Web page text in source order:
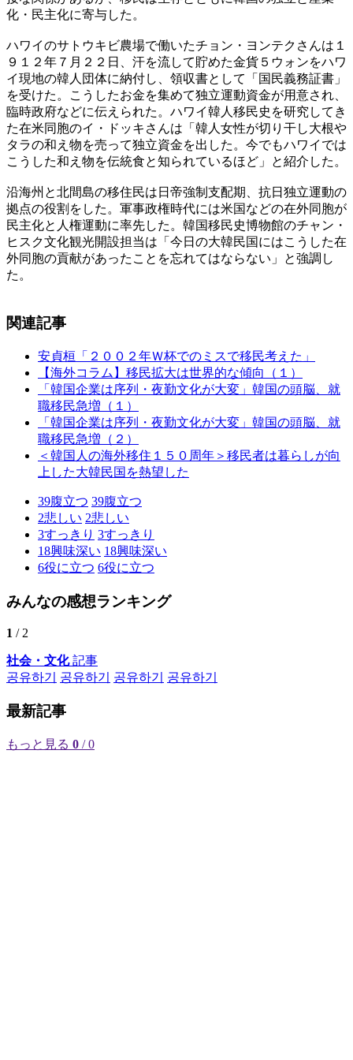
化・民主化に寄与した。
ハワイのサトウキビ農場で働いたチョン・ヨンテクさんは１
９１２年７月２２日、汗を流して貯めた金貨５ウォンをハワ
イ現地の韓人団体に納付し、領収書として「国民義務証書」
を受けた。こうしたお金を集めて独立運動資金が用意され、
臨時政府などに伝えられた。ハワイ韓人移民史を研究してき
た在米同胞のイ・ドッキさんは「韓人女性が切り干し大根や
タラの和え物を売って独立資金を出した。今でもハワイでは
こうした和え物を伝統食と知られているほど」と紹介した。
沿海州と北間島の移住民は日帝強制支配期、抗日独立運動の
拠点の役割をした。軍事政権時代には米国などの在外同胞が
民主化と人権運動に率先した。韓国移民史博物館のチャン・
ヒスク文化観光開設担当は「今日の大韓民国にはこうした在
外同胞の貢献があったことを忘れてはならない」と強調し
た。
関連記事
安貞桓「２００２年Ｗ杯でのミスで移民考えた」
【海外コラム】移民拡大は世界的な傾向（１）
「韓国企業は序列・夜勤文化が大変」韓国の頭脳、就
職移民急増（１）
「韓国企業は序列・夜勤文化が大変」韓国の頭脳、就
職移民急増（２）
＜韓国人の海外移住１５０周年＞移民者は暮らしが向
上した大韓民国を熱望した
39腹立つ 39腹立つ
2悲しい 2悲しい
3すっきり 3すっきり
18興味深い 18興味深い
6役に立つ 6役に立つ
みんなの感想ランキング
1 / 2
社会・文化記事
공유하기
공유하기 공유하기 공유하기
最新記事
もっと見る 0 / 0